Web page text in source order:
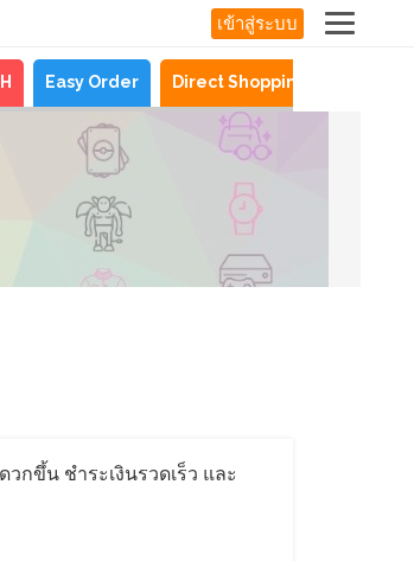
เข้าสู่ระบบ
Easy Order Direct Shopping
กขึ้น ชำระเงินรวดเร็ว และ